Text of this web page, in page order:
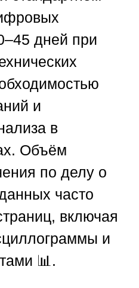
дней при
и
в
Объём
по делу о
часто
включая
и
📊.